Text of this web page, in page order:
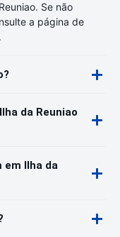
Se não
a página de
da Reuniao
em Ilha da